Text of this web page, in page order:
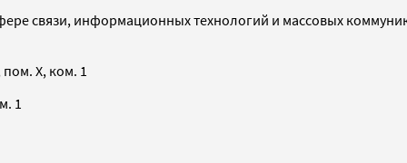
связи, информационных технологий и массовых
X, ком. 1
1